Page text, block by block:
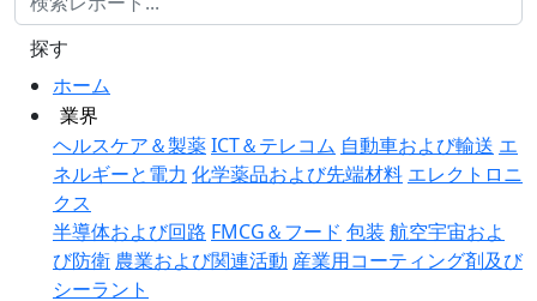
ホーム
業界
ヘルスケア＆製薬ICT＆テレコム 自動車および輸送 エ
ネルギーと電力 化学薬品および先端材料 エレクトロニ
クス
半導体および回路 FMCG＆フード 包装 航空宇宙およ
び防衛 農業および関連活動 産業用コーティング剤及び
シーラント
探す